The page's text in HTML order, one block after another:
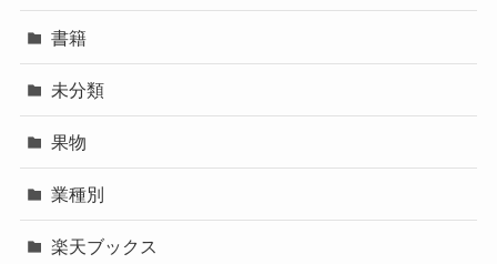
書籍
未分類
果物
業種別
楽天ブックス